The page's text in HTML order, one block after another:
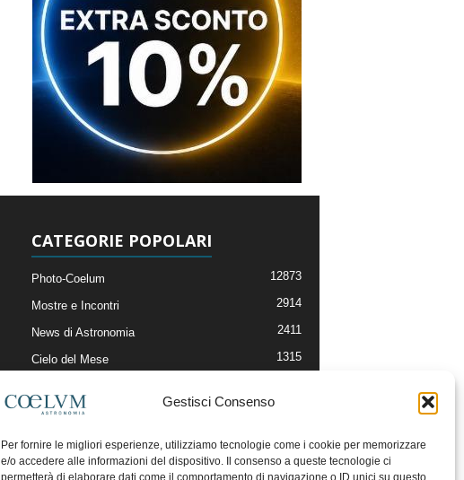
Gestisci Consenso
Per fornire le migliori esperienze, utilizziamo tecnologie come i cookie per memorizzare
e/o accedere alle informazioni del dispositivo. Il consenso a queste tecnologie ci
permetterà di elaborare dati come il comportamento di navigazione o ID unici su questo
CATEGORIE POPOLARI
Photo-Coelum 12873
Mostre e Incontri 2914
News di Astronomia 2411
Cielo del Mese 1315
Articoli e Risorse On-Line
Il Blog della Redazione